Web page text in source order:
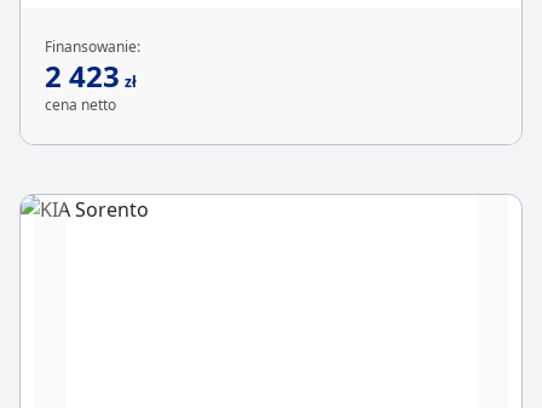
Finansowanie:
2 423 zł
cena netto